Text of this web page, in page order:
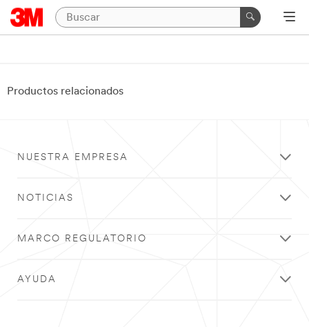
Productos relacionados
NUESTRA EMPRESA
NOTICIAS
MARCO REGULATORIO
AYUDA